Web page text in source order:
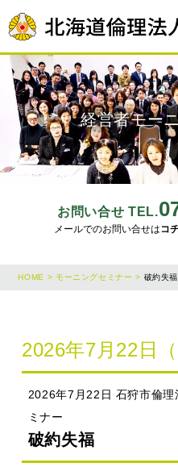
お問い合せ TEL.
メールでのお問い合せはコ
経営者モー
HOME > モーニングセミナー > 破約失福
2026年7月22日（
2026年7月22日 石狩市倫
ミナー
破約失福